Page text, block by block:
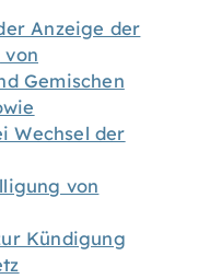
Anzeige der
Gemischen
Wechsel der
von
Kündigung